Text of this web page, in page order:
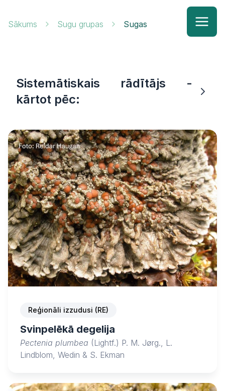
Sākums Sugu grupas Sugas
Sistemātiskais rādītājs -
kārtot pēc:
Reģionāli izzudusi (RE)
Svinpelēkā degelija
Pectenia plumbea (Lightf.) P. M. Jørg., L.
Lindblom, Wedin & S. Ekman